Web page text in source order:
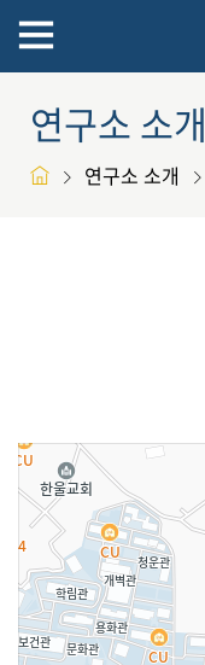
연구소 소개
연구소 소개